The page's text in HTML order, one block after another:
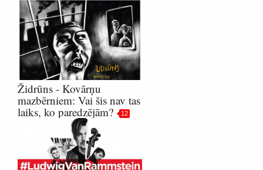
Židrūns - Kovārņu
mazbērniem: Vai šis nav tas
laiks, ko paredzējām?
12